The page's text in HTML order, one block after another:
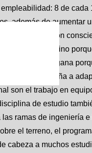
8 de
además de aumentar
humanos son
un examen, sino
que se gana
eso te enseña a
son el trabajo en
de estudio
ramas de ingeniería
el terreno, el
cabeza a muchos